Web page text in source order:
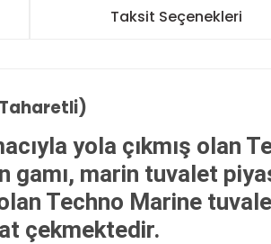
Taksit Seçenekleri
yola çıkmış olan
gamı, marin tuvalet
Techno Marine
çekmektedir.